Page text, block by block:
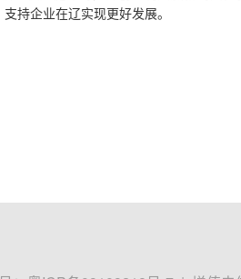
支持企业在辽实现更好发展。